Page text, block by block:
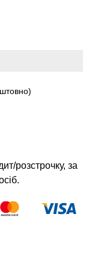
розстрочку, за